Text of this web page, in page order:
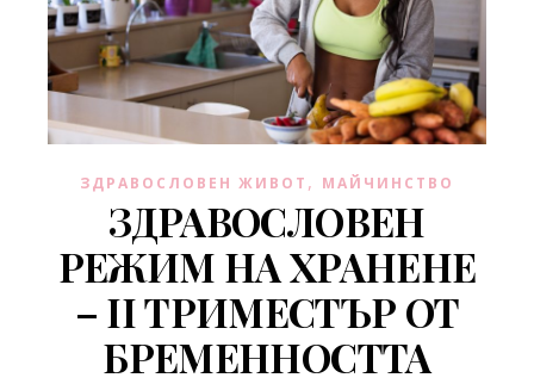
ЗДРАВОСЛОВЕН ЖИВОТ , МАЙЧИНСТВО
ЗДРАВОСЛОВЕН
РЕЖИМ НА ХРАНЕНЕ
– II ТРИМЕСТЪР ОТ
БРЕМЕННОСТТА